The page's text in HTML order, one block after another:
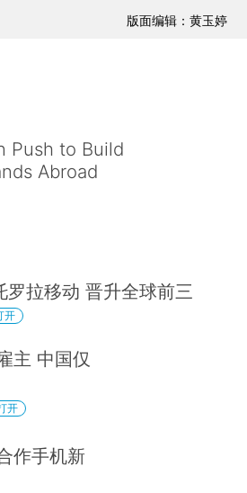
版面编辑：黄玉婷
Push to Build
Abroad
罗拉移动 晋升全球前三
开
主 中国仅
开
作手机新